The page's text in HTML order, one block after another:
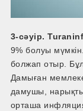
3-сәуір.
9% болуы
болжап отыр.
Дамыған
дамушы,
орташа